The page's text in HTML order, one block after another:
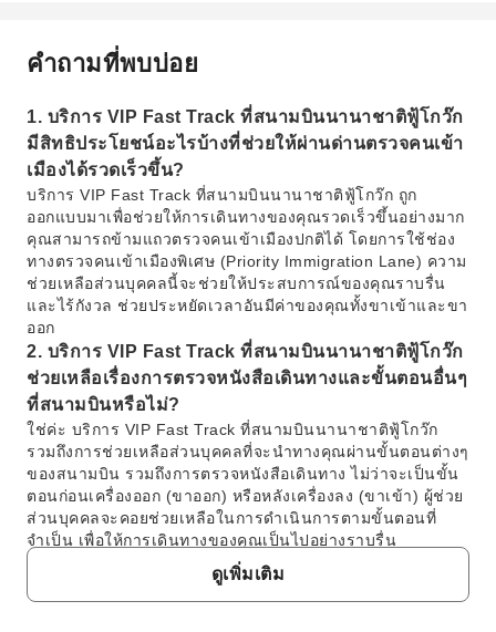
คำถามที่พบบ่อย
1. บริการ VIP Fast Track ที่สนามบินนานาชาติฟู้โกว๊ก
มีสิทธิประโยชน์อะไรบ้างที่ช่วยให้ผ่านด่านตรวจคนเข้า
เมืองได้รวดเร็วขึ้น?
บริการ VIP Fast Track ที่สนามบินนานาชาติฟู้โกว๊ก ถูก
ออกแบบมาเพื่อช่วยให้การเดินทางของคุณรวดเร็วขึ้นอย่างมาก
คุณสามารถข้ามแถวตรวจคนเข้าเมืองปกติได้ โดยการใช้ช่อง
ทางตรวจคนเข้าเมืองพิเศษ (Priority Immigration Lane) ความ
ช่วยเหลือส่วนบุคคลนี้จะช่วยให้ประสบการณ์ของคุณราบรื่น
และไร้กังวล ช่วยประหยัดเวลาอันมีค่าของคุณทั้งขาเข้าและขา
ออก
2. บริการ VIP Fast Track ที่สนามบินนานาชาติฟู้โกว๊ก
ช่วยเหลือเรื่องการตรวจหนังสือเดินทางและขั้นตอนอื่นๆ
ที่สนามบินหรือไม่?
ใช่ค่ะ บริการ VIP Fast Track ที่สนามบินนานาชาติฟู้โกว๊ก
รวมถึงการช่วยเหลือส่วนบุคคลที่จะนำทางคุณผ่านขั้นตอนต่างๆ
ของสนามบิน รวมถึงการตรวจหนังสือเดินทาง ไม่ว่าจะเป็นขั้น
ตอนก่อนเครื่องออก (ขาออก) หรือหลังเครื่องลง (ขาเข้า) ผู้ช่วย
ส่วนบุคคลจะคอยช่วยเหลือในการดำเนินการตามขั้นตอนที่
จำเป็น เพื่อให้การเดินทางของคุณเป็นไปอย่างราบรื่น
3. บริการ VIP Fast Track ที่สนามบินฟู้โกว๊ก แตกต่าง
จากการขอวีซ่าเวียดนามอย่างไร?
ดูเพิ่มเติม